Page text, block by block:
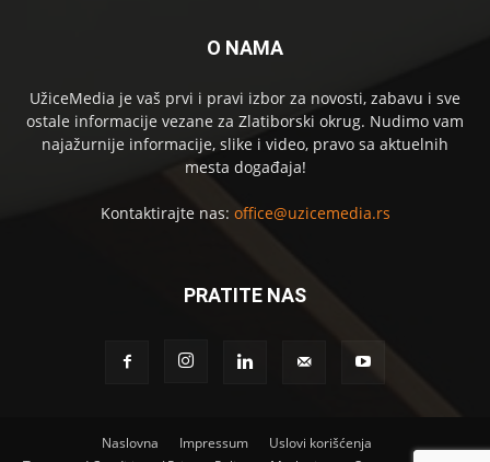
O NAMA
UžiceMedia je vaš prvi i pravi izbor za novosti, zabavu i sve
ostale informacije vezane za Zlatiborski okrug. Nudimo vam
najažurnije informacije, slike i video, pravo sa aktuelnih
mesta događaja!
Kontaktirajte nas: office@uzicemedia.rs
PRATITE NAS
Naslovna Impressum
Uslovi korišćenja